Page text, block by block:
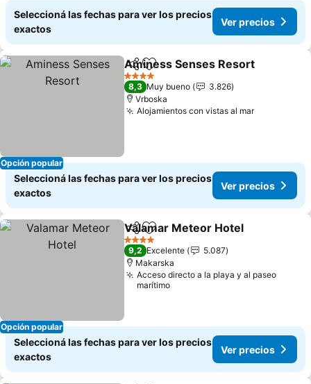
Seleccioná las fechas para ver los precios
exactos
Ver precios
Opción popular
CompartirAñadir a favoritos
Aminess Senses Resort
4 Estrellas
8,3 Muy bueno
3.826
Vrboska
Alojamientos con vistas al mar
Seleccioná las fechas para ver los precios
exactos
Ver precios
Opción popular
CompartirAñadir a favoritos
Valamar Meteor Hotel
4 Estrellas
9,2 Excelente
5.087
Makarska
Acceso directo a la playa y al paseo
marítimo
Seleccioná las fechas para ver los precios
exactos
Ver precios